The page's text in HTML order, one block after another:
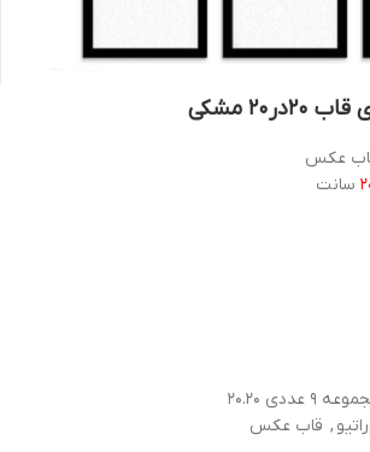
عکس
سانت
9 عددی 20.20
, قاب عکس